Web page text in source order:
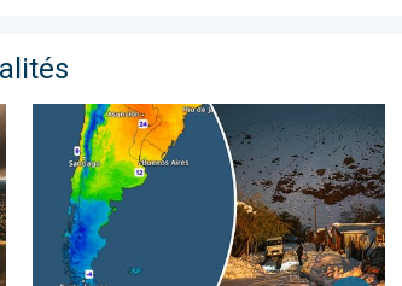
de sinistrés. . . lundi 27 juillet 2026
L'hiver bat son plein en Amérique latine.